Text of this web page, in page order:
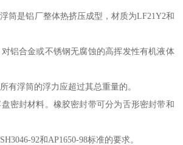
筒是铝厂整体热挤压成型，材质为LF21Y2和
铝合金或不锈钢无腐蚀的高挥发性有机液体
有浮筒的浮力应超过其总重量的。
密封材料。橡胶密封带可分为舌形密封带和
92和AP1650-98标准的要求。